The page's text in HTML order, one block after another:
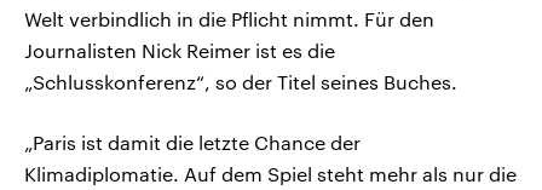
Welt verbindlich in die Pflicht nimmt. Für den
Journalisten Nick Reimer ist es die
„Schlusskonferenz“, so der Titel seines Buches.
„Paris ist damit die letzte Chance der
Klimadiplomatie. Auf dem Spiel steht mehr als nur die